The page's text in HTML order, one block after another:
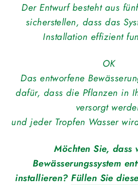
Der Entwurf besteht aus
sicherstellen, dass das
Installation effizient
OK
Das entworfene
dafür, dass die Pflanzen in
versorgt
und jeder Tropfen Wasser
Möchten Sie, dass
Bewässerungssystem
installieren? Füllen Sie